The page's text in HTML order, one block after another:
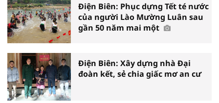
Điện Biên: Phục dựng Tết té nước
của người Lào Mường Luân sau
gần 50 năm mai một
Điện Biên: Xây dựng nhà Đại
đoàn kết, sẻ chia giấc mơ an cư